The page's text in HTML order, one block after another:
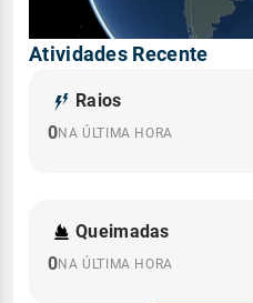
Atividades Recente
Raios
0NA ÚLTIMA HORA
Queimadas
0NA ÚLTIMA HORA